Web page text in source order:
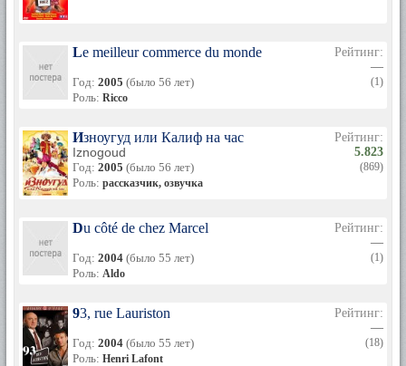
Le meilleur commerce du monde
Год: 2005 (было 56 лет)
Роль: Ricco
Рейтинг:
—
(1)
Изноугуд или Калиф на час
Iznogoud
Год: 2005 (было 56 лет)
Роль: рассказчик, озвучка
Рейтинг:
5.823
(869)
Du côté de chez Marcel
Год: 2004 (было 55 лет)
Роль: Aldo
Рейтинг:
—
(1)
93, rue Lauriston
Год: 2004 (было 55 лет)
Роль: Henri Lafont
Рейтинг:
—
(18)